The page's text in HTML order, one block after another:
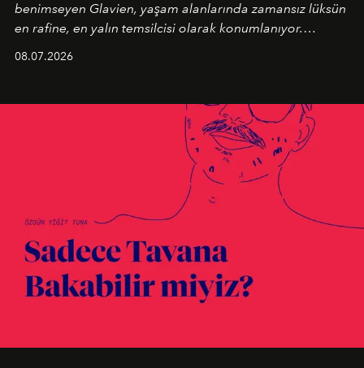
benimseyen Glavien, yaşam alanlarında zamansız lüksün
en rafine, en yalın temsilcisi olarak konumlanıyor.
08.07.2026